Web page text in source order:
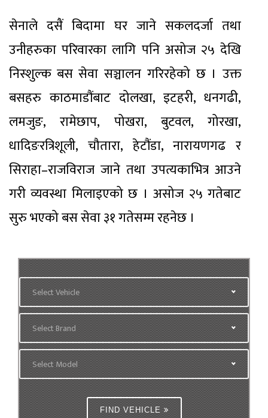
सेनाले दसैं बिदामा घर जाने सकलदर्जा तथा
उनीहरुका परिवारका लागि पनि असोज २५ देखि
निस्शुल्क बस सेवा सञ्चालन गरिरहेको छ । उक्त
बसहरु काठमाडौंबाट दोलखा, इटहरी, धनगढी,
लमजुङ, रामेछाप, पोखरा, बुटवल, गोरखा,
धादिङरत्रिशूली, चौतारा, हेटौंडा, नारायणगढ र
सिराहा–राजविराज जाने तथा उपत्यकाभित्र आउने
गरी व्यवस्था मिलाइएको छ । असोज २५ गतेबाट
सुरु भएको बस सेवा ३१ गतेसम्म रहनेछ ।
Select Vehicle
Select Brand
Select Model
FIND VEHICLE